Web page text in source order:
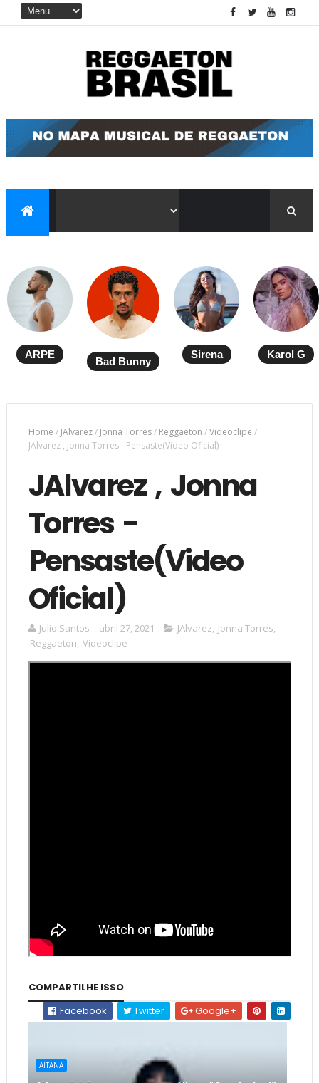
ARPE
Bad Bunny
Sirena Karol G
Home / JAlvarez/ Jonna Torres/ Reggaeton /Videoclipe /
JAlvarez , Jonna Torres - Pensaste(Video Oficial)
JAlvarez , Jonna
Torres -
Pensaste(Video
Oficial)
Julio Santos abril 27, 2021 JAlvarez, Jonna Torres,
Reggaeton, Videoclipe
COMPARTILHE ISSO
Facebook
Twitter Google+
AITANA